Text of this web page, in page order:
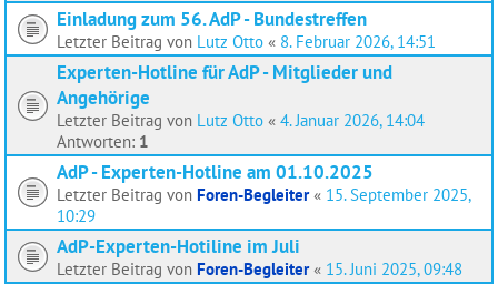
Einladung zum 56. AdP - Bundestreffen
Letzter Beitrag von Lutz Otto « 8. Februar 2026, 14:51
Experten-Hotline für AdP - Mitglieder und
Angehörige
Letzter Beitrag von Lutz Otto « 4. Januar 2026, 14:04
Antworten: 1
AdP - Experten-Hotline am 01.10.2025
Letzter Beitrag von Foren-Begleiter« 15. September 2025,
10:29
AdP-Experten-Hotiline im Juli
Letzter Beitrag von Foren-Begleiter« 15. Juni 2025, 09:48